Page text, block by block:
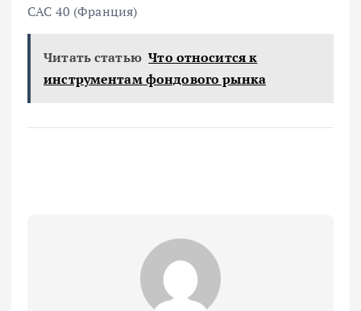
CAC 40 (Франция)
Читать статью Что относится к
инструментам фондового рынка